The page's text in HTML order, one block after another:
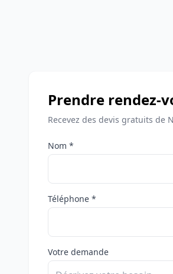
Prendre rendez-
Recevez des devis gratuits de
Nom *
Téléphone *
Votre demande